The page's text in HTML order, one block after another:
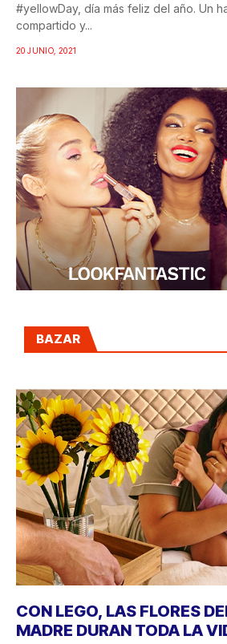
#yellowDay, día más feliz del año. Un
compartido y...
20 JUNIO, 2021
BAZAR
CON LEGO, LAS FLORES
MADRE DURAN TODA LA